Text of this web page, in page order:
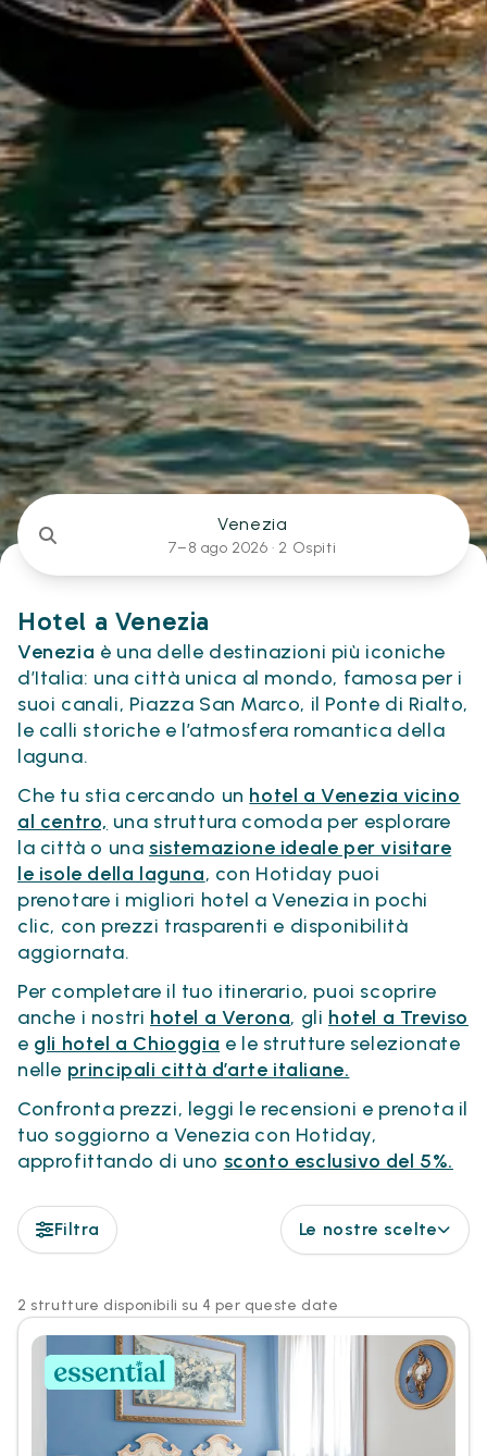
Venezia
7–8 ago 2026 · 2 Ospiti
Hotel a Venezia
Venezia è una delle destinazioni più iconiche
d’Italia: una città unica al mondo, famosa per i
suoi canali, Piazza San Marco, il Ponte di Rialto,
le calli storiche e l’atmosfera romantica della
laguna.
Che tu stia cercando un hotel a Venezia vicino
al centro, una struttura comoda per esplorare
la città o una sistemazione ideale per visitare
le isole della laguna, con Hotiday puoi
prenotare i migliori hotel a Venezia in pochi
clic, con prezzi trasparenti e disponibilità
aggiornata.
Per completare il tuo itinerario, puoi scoprire
anche i nostri hotel a Verona, gli hotel a Treviso
e gli hotel a Chioggia e le strutture selezionate
nelle principali città d’arte italiane.
Confronta prezzi, leggi le recensioni e prenota il
tuo soggiorno a Venezia con Hotiday,
approfittando di uno sconto esclusivo del 5%.
Filtra Le nostre scelte
2 strutture disponibili su 4 per queste date